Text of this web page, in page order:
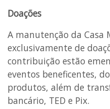
Doações
A manutenção da Casa
exclusivamente de
contribuição estão
eventos beneficentes,
produtos, além de
bancário, TED e Pix.